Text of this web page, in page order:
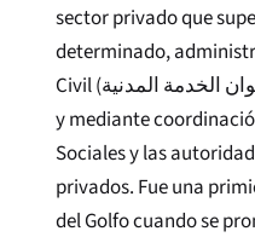
sector privado que
determinado,
Civil (الخدمة المدنية
y mediante
Sociales y las
privados. Fue una
del Golfo cuando se